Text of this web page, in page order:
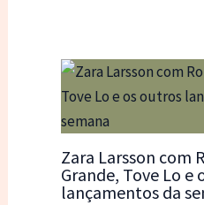
Zara Larsson com
Grande, Tove Lo e
lançamentos da